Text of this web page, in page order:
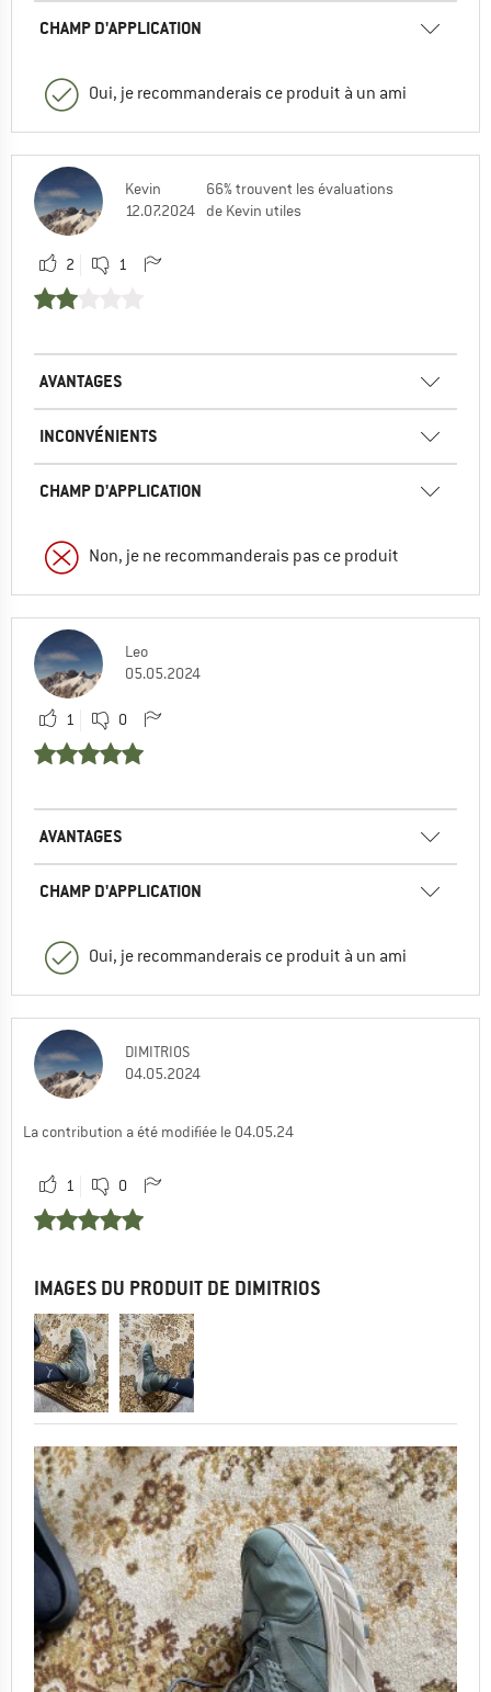
CHAMP D'APPLICATION
Oui, je recommanderais ce produit à un ami
Kevin
12.07.2024
66% trouvent les évaluations
de Kevin utiles
2 1
AVANTAGES
INCONVÉNIENTS
CHAMP D'APPLICATION
Non, je ne recommanderais pas ce produit
Leo
05.05.2024
1 0
AVANTAGES
CHAMP D'APPLICATION
Oui, je recommanderais ce produit à un ami
DIMITRIOS
04.05.2024
La contribution a été modifiée le 04.05.24
1 0
IMAGES DU PRODUIT DE DIMITRIOS